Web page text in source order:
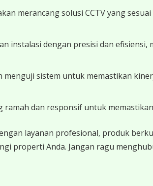
merancang solusi CCTV yang
instalasi dengan presisi dan efisiensi,
menguji sistem untuk memastikan
dan responsif untuk
layanan profesional, produk
properti Anda. Jangan ragu